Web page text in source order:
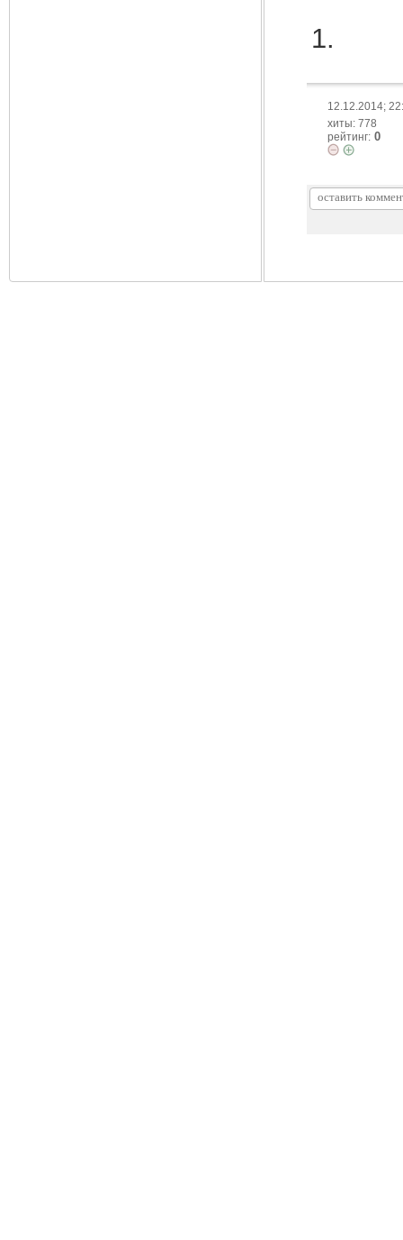
12.12.2014;
хиты: 778
рейтинг: 0